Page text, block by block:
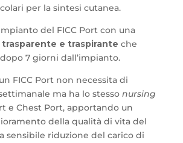
per la sintesi cutanea.
del FICC Port con una
e traspirante che
7 giorni dall’impianto.
FICC Port non necessita di
ma ha lo stesso nursing
e Chest Port, apportando un
della qualità di vita del
sensibile riduzione del carico di